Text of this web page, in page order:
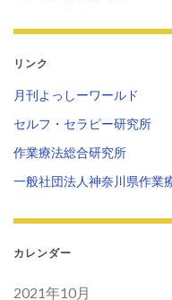
リンク
月刊よっしーワールド
セルフ・セラピー研究所
作業療法総合研究所
一般社団法人神奈川県作業
カレンダー
2021年10月